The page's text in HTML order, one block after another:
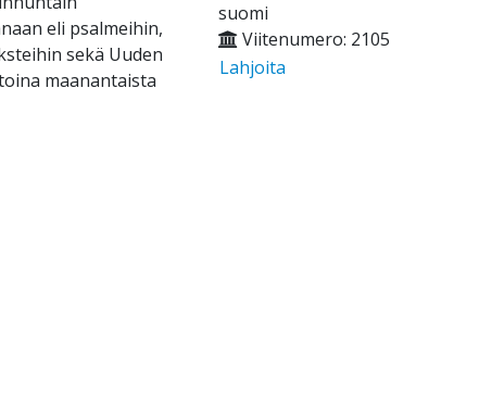
eli psalmeihin,
sekä Uuden
maanantaista
suomi
Viitenumero: 2105
Lahjoita